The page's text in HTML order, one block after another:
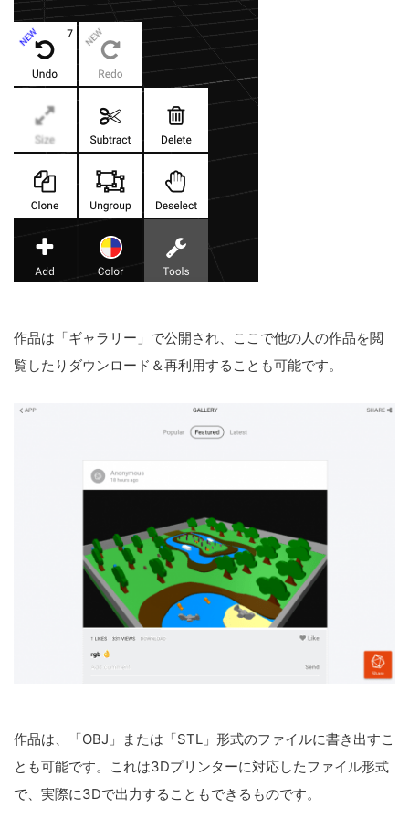
作品は「ギャラリー」で公開され、ここで他の人の作品を閲
覧したりダウンロード＆再利用することも可能です。
作品は、「OBJ」または「STL」形式のファイルに書き出すこ
とも可能です。これは3Dプリンターに対応したファイル形式
で、実際に3Dで出力することもできるものです。